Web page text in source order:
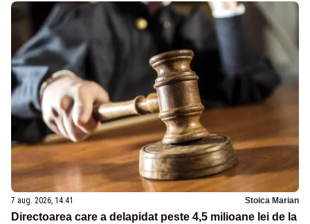
7 aug. 2026, 14:41 Stoica Marian
Directoarea care a delapidat peste 4,5 milioane lei de la